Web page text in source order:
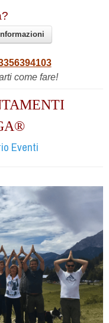
come fare!
Eventi